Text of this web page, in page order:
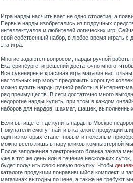
Игра нарды насчитывает не одно столетие, а
Первые нарды изобретались из подручных
интеллектуалов и любителей логических игр.
свой собственный набор, в любое время играть с
эта игра.
Многие задаются вопросом, нарды ручной работы
Екатеринбурге, и решений достаточно много,
Все сувенирные красивая игра магазин
настольных игр могут предложить хорошую
можно купить нарды ручной работы в Интернет-
ряд преимуществ. В сети достаточно много
недорогие нарды купить, при этом в каждом
наборов для нардов, шахмат, шашек, выполненных
Если вы ищете, где купить нарды в Москве
Покупатели смогут найти в каталоге продукции
один из которых станет новым и полезным
можно всего лишь в пару кликов компьютерной
После заполнения электронного бланка заказа
уже в тот же день или в течение нескольких
будет получить свою новую покупку. Чтобы
каталоге продукции понравившийся комплект, и
магазинах выгодны по цене, а также не требуют